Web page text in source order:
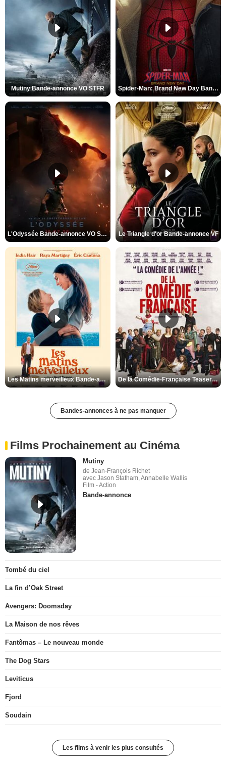
Mutiny Bande-annonce VO STFR Spider-Man: Brand New Day Bande-annonce VO STFR
L'Odyssée Bande-annonce VO STFR Le Triangle d'or Bande-annonce VF
Les Matins merveilleux Bande-annonce VF De la Comédie-Française Teaser VF
Bandes-annonces à ne pas manquer
Films Prochainement au Cinéma
Mutiny
de Jean-François Richet
avec Jason Statham, Annabelle Wallis
Film - Action
Bande-annonce
Tombé du ciel
La fin d’Oak Street
Avengers: Doomsday
La Maison de nos rêves
Fantômas – Le nouveau monde
The Dog Stars
Leviticus
Fjord
Soudain
Les films à venir les plus consultés